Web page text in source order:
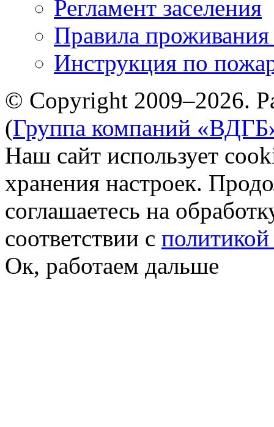
Регламент заселения
Правила
Инструкция по
© Copyright 2009–2026.
(Группа компаний
Наш сайт использует
хранения настроек.
соглашаетесь на
соответствии с
Ок, работаем дальше